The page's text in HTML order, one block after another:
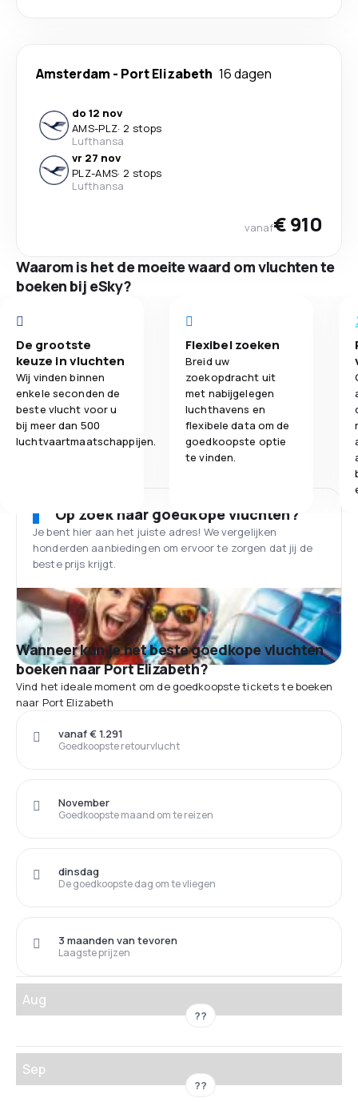
Amsterdam - Port Elizabeth 16 dagen
do 12 nov
AMS-PLZ· 2 stops
Lufthansa
vr 27 nov
PLZ-AMS· 2 stops
Lufthansa
vanaf€ 910
Waarom is het de moeite waard om vluchten te
boeken bij eSky?
De grootste
keuze in vluchten
Wij vinden binnen
enkele seconden de
beste vlucht voor u
bij meer dan 500
luchtvaartmaatschappijen.
Flexibel zoeken
Breid uw
zoekopdracht uit
met nabijgelegen
luchthavens en
flexibele data om de
goedkoopste optie
te vinden.
Op zoek naar goedkope vluchten?
Je bent hier aan het juiste adres! We vergelijken
honderden aanbiedingen om ervoor te zorgen dat jij de
beste prijs krijgt.
Wanneer kun je het beste goedkope vluchten
boeken naar Port Elizabeth?
Vind het ideale moment om de goedkoopste tickets te boeken
naar Port Elizabeth
Goedkoopste retourvlucht
vanaf € 1.291
Goedkoopste maand om te reizen
November
De goedkoopste dag om te vliegen
dinsdag
Laagste prijzen
3 maanden van tevoren
Aug
??
Sep
??